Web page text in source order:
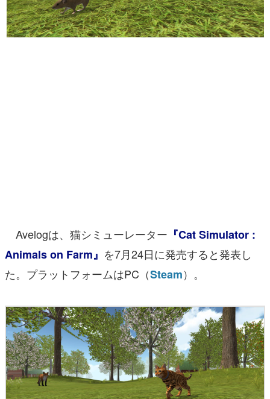
なんでゲームは面白い？
ゲーム開発者・hamatsu氏がゲームの魅力を画面や操作の
具体的な形から解き明かしていく、硬派で骨太な評論連載
その他
電ファミニコゲーマーとは？
Avelogは、猫シミューレーター 『Cat Simulator :
Animals on Farm』 を7月24日に発売すると発表し
た。プラットフォームはPC（Steam）。